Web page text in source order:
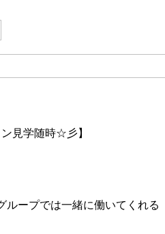
見学随時☆彡】
ループでは一緒に働いてくれる